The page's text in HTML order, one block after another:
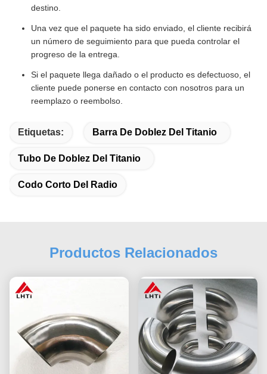
destino.
Una vez que el paquete ha sido enviado, el cliente recibirá
un número de seguimiento para que pueda controlar el
progreso de la entrega.
Si el paquete llega dañado o el producto es defectuoso, el
cliente puede ponerse en contacto con nosotros para un
reemplazo o reembolso.
Etiquetas: Barra De Doblez Del Titanio
Tubo De Doblez Del Titanio
Codo Corto Del Radio
Productos Relacionados